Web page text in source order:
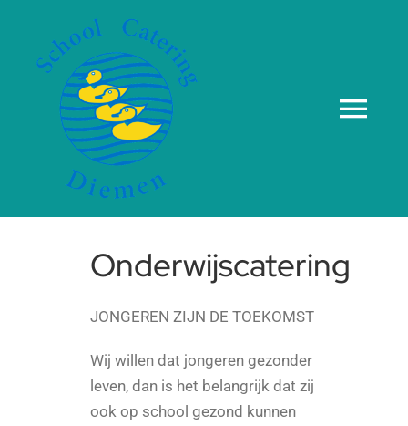
inhoud
Over ons
Onderwijscatering
We staan voor u klaar
Onderwijscatering
JONGEREN ZIJN DE TOEKOMST
Wij willen dat jongeren gezonder
leven, dan is het belangrijk dat zij
ook op school gezond kunnen